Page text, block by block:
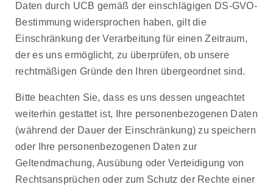
Daten durch UCB gemäß der einschlägigen DS-GVO-
Bestimmung widersprochen haben, gilt die
Einschränkung der Verarbeitung für einen Zeitraum,
der es uns ermöglicht, zu überprüfen, ob unsere
rechtmäßigen Gründe den Ihren übergeordnet sind.
Bitte beachten Sie, dass es uns dessen ungeachtet
weiterhin gestattet ist, Ihre personenbezogenen Daten
(während der Dauer der Einschränkung) zu speichern
oder Ihre personenbezogenen Daten zur
Geltendmachung, Ausübung oder Verteidigung von
Rechtsansprüchen oder zum Schutz der Rechte einer